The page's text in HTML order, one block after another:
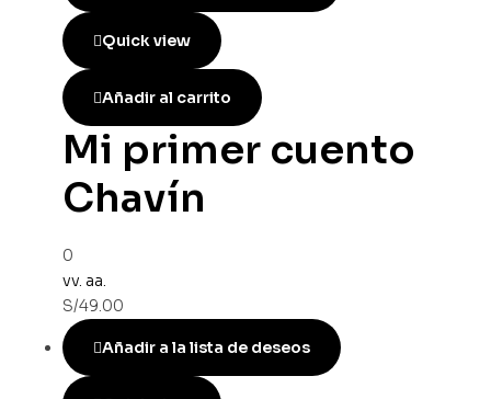
Quick view
Añadir al carrito
Mi primer cuento
Chavín
0
vv. aa.
S/49.00
Añadir a la lista de deseos